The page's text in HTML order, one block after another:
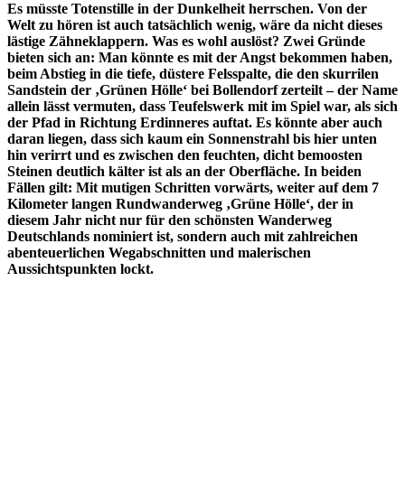
Es müsste Totenstille in der Dunkelheit herrschen. Von der
Welt zu hören ist auch tatsächlich wenig, wäre da nicht dieses
lästige Zähneklappern. Was es wohl auslöst? Zwei Gründe
bieten sich an: Man könnte es mit der Angst bekommen haben,
beim Abstieg in die tiefe, düstere Felsspalte, die den skurrilen
Sandstein der ‚Grünen Hölle‘ bei Bollendorf zerteilt – der Name
allein lässt vermuten, dass Teufelswerk mit im Spiel war, als sich
der Pfad in Richtung Erdinneres auftat. Es könnte aber auch
daran liegen, dass sich kaum ein Sonnenstrahl bis hier unten
hin verirrt und es zwischen den feuchten, dicht bemoosten
Steinen deutlich kälter ist als an der Oberfläche. In beiden
Fällen gilt: Mit mutigen Schritten vorwärts, weiter auf dem 7
Kilometer langen Rundwanderweg ‚Grüne Hölle‘, der in
diesem Jahr nicht nur für den schönsten Wanderweg
Deutschlands nominiert ist, sondern auch mit zahlreichen
abenteuerlichen Wegabschnitten und malerischen
Aussichtspunkten lockt.